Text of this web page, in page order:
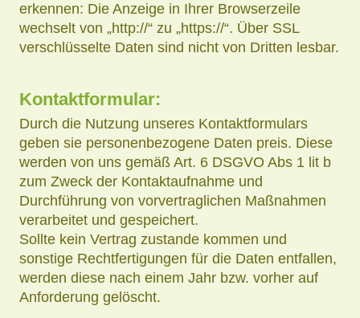
erkennen: Die Anzeige in Ihrer Browserzeile
wechselt von „http://“ zu „https://“. Über SSL
verschlüsselte Daten sind nicht von Dritten lesbar.
Kontaktformular:
Durch die Nutzung unseres Kontaktformulars
geben sie personenbezogene Daten preis. Diese
werden von uns gemäß Art. 6 DSGVO Abs 1 lit b
zum Zweck der Kontaktaufnahme und
Durchführung von vorvertraglichen Maßnahmen
verarbeitet und gespeichert.
Sollte kein Vertrag zustande kommen und
sonstige Rechtfertigungen für die Daten entfallen,
werden diese nach einem Jahr bzw. vorher auf
Anforderung gelöscht.